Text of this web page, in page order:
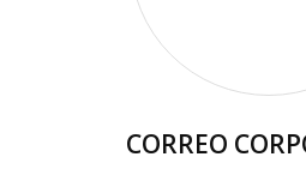
CORREO